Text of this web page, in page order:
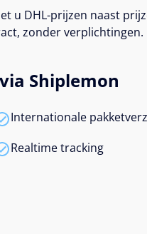
u DHL-prijzen naast
zonder verplichtingen.
Shiplemon
Internationale
Realtime tracking